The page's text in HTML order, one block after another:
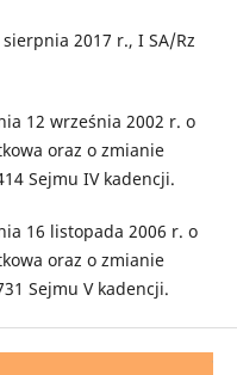
2017 r., I SA/Rz
12 września 2002 r. o
oraz o zmianie
Sejmu IV kadencji.
16 listopada 2006 r. o
oraz o zmianie
Sejmu V kadencji.